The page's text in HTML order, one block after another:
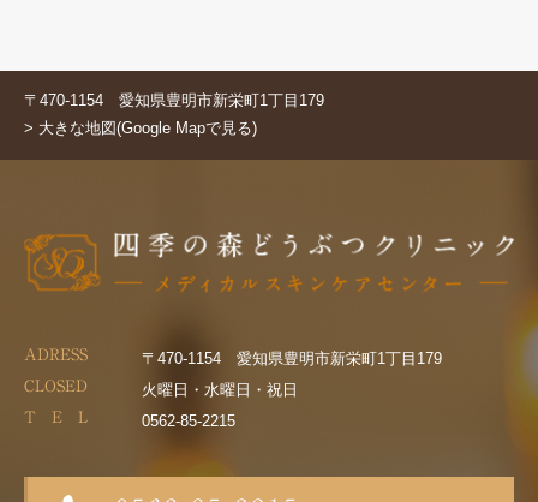
〒470-1154 愛知県豊明市新栄町1丁目179
> 大きな地図(Google Mapで見る)
ADRESS 〒470-1154 愛知県豊明市新栄町1丁目179
CLOSED 火曜日・水曜日・祝日
T E L 0562-85-2215